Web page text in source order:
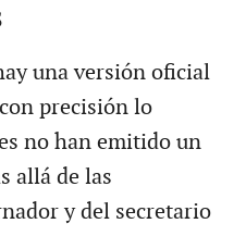
una versión oficial
precisión lo
no han emitido un
allá de las
y del secretario